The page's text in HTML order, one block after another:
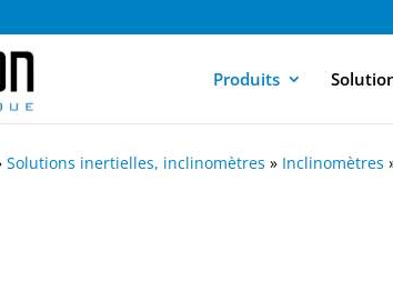
Produits
Solutions inertielles, inclinomètres » Inclinomètres